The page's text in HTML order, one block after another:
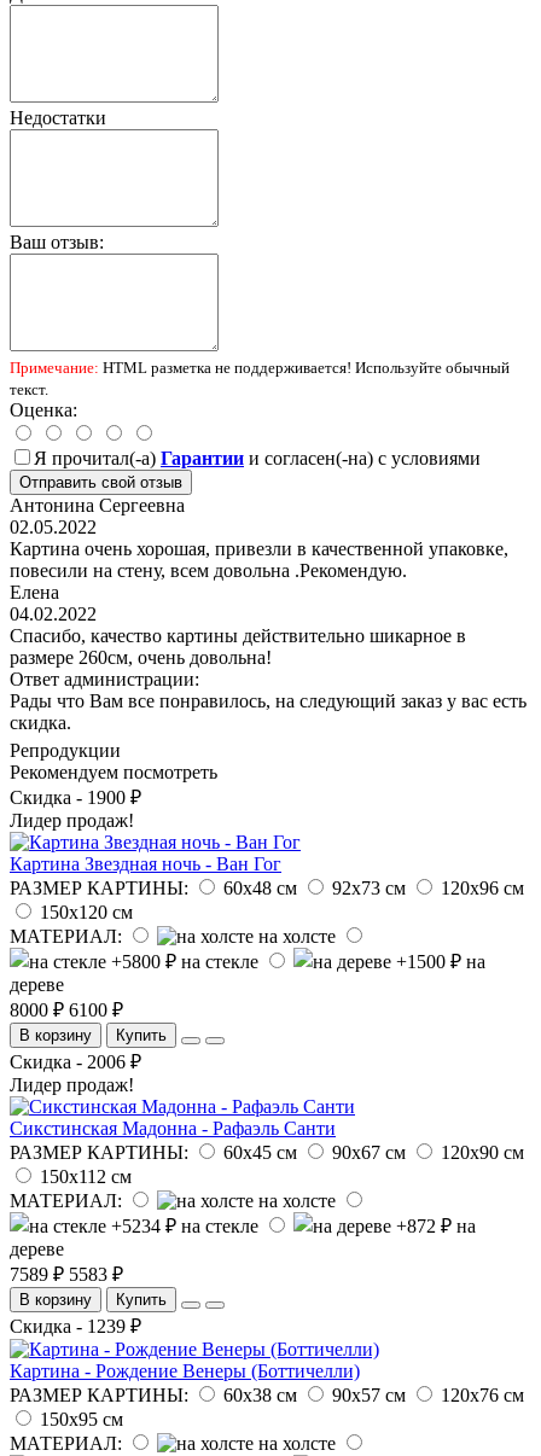
Недостатки
Ваш отзыв:
Примечание: HTML разметка не поддерживается! Используйте обычный
текст.
Оценка:
Я прочитал(-а) Гарантии и согласен(-на) с условиями
Отправить свой отзыв
Антонина Сергеевна
02.05.2022
Картина очень хорошая, привезли в качественной упаковке,
повесили на стену, всем довольна .Рекомендую.
Елена
04.02.2022
Спасибо, качество картины действительно шикарное в
размере 260см, очень довольна!
Ответ администрации:
Рады что Вам все понравилось, на следующий заказ у вас есть
скидка.
Репродукции
Рекомендуем посмотреть
Скидка - 1900 ₽
Лидер продаж!
Картина Звездная ночь - Ван Гог
РАЗМЕР КАРТИНЫ:
60х48 см 92х73 см
120х96 см
150х120 см
МАТЕРИАЛ:
на холсте
на стекле
на
дереве
8000 ₽ 6100 ₽
В корзину Купить
Скидка - 2006 ₽
Лидер продаж!
Сикстинская Мадонна - Рафаэль Санти
РАЗМЕР КАРТИНЫ:
60х45 см 90х67 см
120х90 см
150х112 см
МАТЕРИАЛ:
на холсте
на стекле
на
дереве
7589 ₽ 5583 ₽
В корзину Купить
Скидка - 1239 ₽
Картина - Рождение Венеры (Боттичелли)
РАЗМЕР КАРТИНЫ:
60х38 см 90х57 см
120х76 см
150х95 см
МАТЕРИАЛ:
на холсте